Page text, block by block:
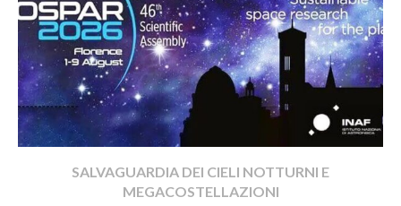
SALVAGUARDIA DEI CIELI NOTTURNI E
MEGACOSTELLAZIONI